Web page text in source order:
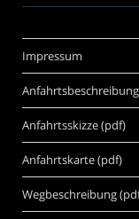
Impressum
Anfahrtsskizze (pdf)
Anfahrtskarte (pdf)
Wegbeschreibung